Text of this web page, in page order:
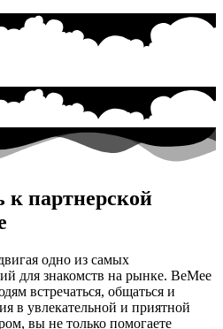
к партнерской
одно из самых
для знакомств на рынке. BeMee
встречаться, общаться и
в увлекательной и приятной
вы не только помогаете